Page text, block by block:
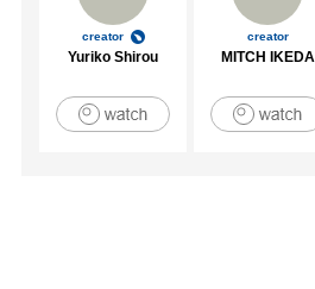
creator
Yuriko Shirou
creator
MITCH IKEDA